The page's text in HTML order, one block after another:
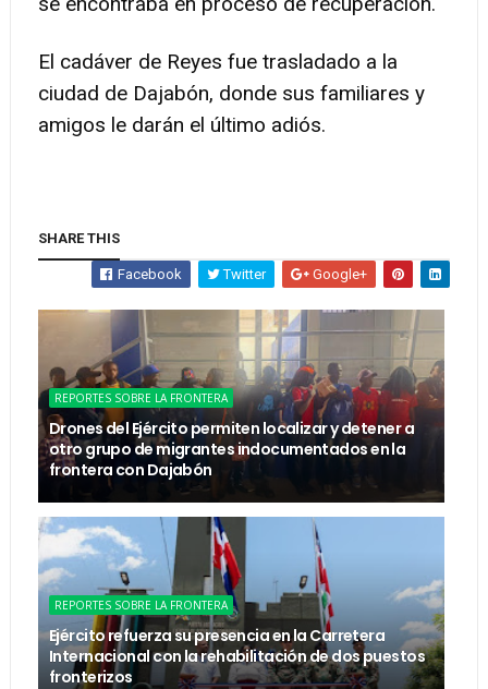
El cadáver de Reyes fue trasladado a la
ciudad de Dajabón, donde sus familiares y
amigos le darán el último adiós.
SHARE THIS
Facebook Twitter Google+
REPORTES SOBRE LA FRONTERA
Drones del Ejército permiten localizar y detener a
otro grupo de migrantes indocumentados en la
frontera con Dajabón
REPORTES SOBRE LA FRONTERA
Ejército refuerza su presencia en la Carretera
Internacional con la rehabilitación de dos puestos
fronterizos